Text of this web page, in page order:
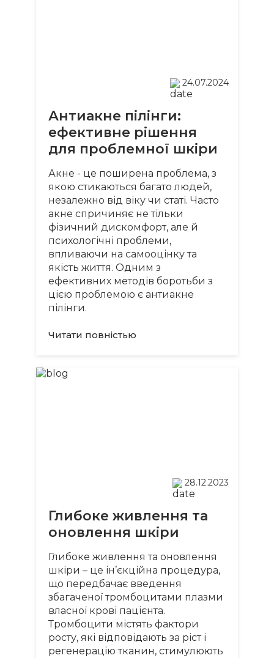
24.07.2024
Антиакне пілінги:
ефективне рішення
для проблемної шкіри
Акне - це поширена проблема, з
якою стикаються багато людей,
незалежно від віку чи статі. Часто
акне спричиняє не тільки
фізичний дискомфорт, але й
психологічні проблеми,
впливаючи на самооцінку та
якість життя. Одним з
ефективних методів боротьби з
цією проблемою є антиакне
пілінги.
Читати повнiстью
28.12.2023
Глибоке живлення та
оновлення шкіри
Глибоке живлення та оновлення
шкіри – це ін’єкційна процедура,
що передбачає введення
збагаченої тромбоцитами плазми
власної крові пацієнта.
Тромбоцити містять фактори
росту, які відповідають за ріст і
регенерацію тканин, стимулюють